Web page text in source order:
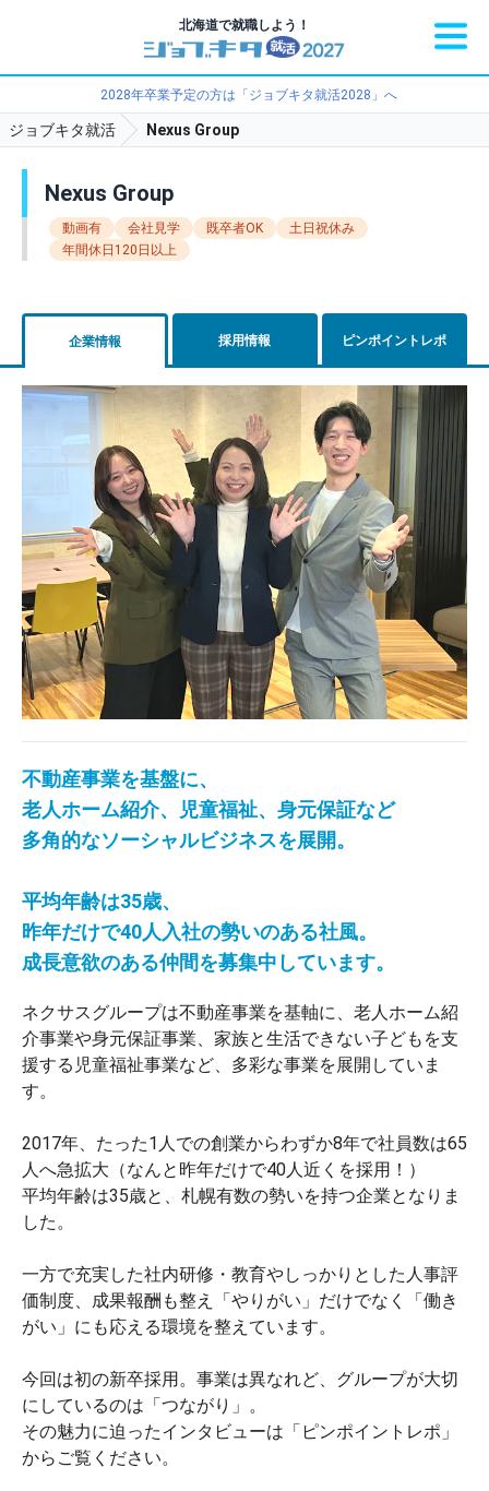
北海道で就職しよう！
2028年卒業予定の方は「ジョブキタ就活2028」へ
ジョブキタ就活 Nexus Group
Nexus Group
動画有 会社見学 既卒者OK
土日祝休み
年間休日120日以上
企業情報 採用情報 ピンポイントレポ
不動産事業を基盤に、
老人ホーム紹介、児童福祉、身元保証など
多角的なソーシャルビジネスを展開。
平均年齢は35歳、
昨年だけで40人入社の勢いのある社風。
成長意欲のある仲間を募集中しています。
ネクサスグループは不動産事業を基軸に、老人ホーム紹
介事業や身元保証事業、家族と生活できない子どもを支
援する児童福祉事業など、多彩な事業を展開していま
す。
2017年、たった1人での創業からわずか8年で社員数は65
人へ急拡大（なんと昨年だけで40人近くを採用！）
平均年齢は35歳と、札幌有数の勢いを持つ企業となりま
した。
一方で充実した社内研修・教育やしっかりとした人事評
価制度、成果報酬も整え「やりがい」だけでなく「働き
がい」にも応える環境を整えています。
今回は初の新卒採用。事業は異なれど、グループが大切
にしているのは「つながり」。
その魅力に迫ったインタビューは「ピンポイントレポ」
からご覧ください。